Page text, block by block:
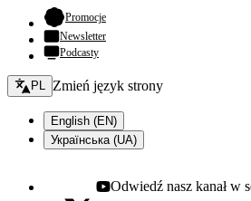
Promocje- otwiera się w nowej karcie
Newsletter
Podcasty
Zmień język - bieżący:
PL Zmień język strony
English (EN)
Українська (UA)
Youtube - otwiera się w nowej
Odwiedź nasz kanał w